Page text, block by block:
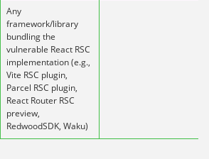
Any
framework/library
bundling the
vulnerable React RSC
implementation (e.g.,
Vite RSC plugin,
Parcel RSC plugin,
React Router RSC
preview,
RedwoodSDK, Waku)